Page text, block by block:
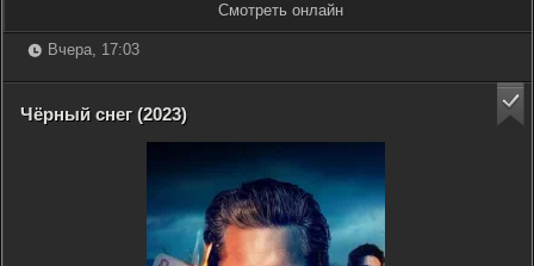
Смотреть онлайн
Вчера, 17:03
Чёрный снег (2023)